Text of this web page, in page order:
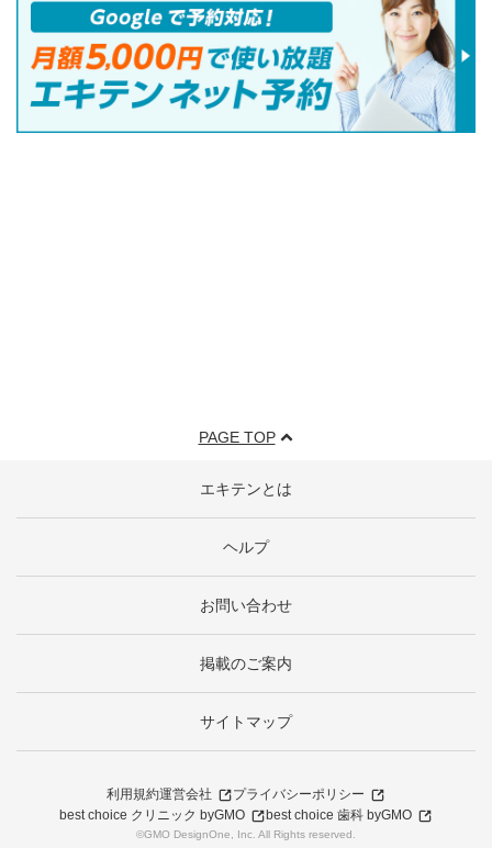
PAGE TOP
エキテンとは
ヘルプ
お問い合わせ
掲載のご案内
サイトマップ
利用規約運営会社
プライバシーポリシー
best choice クリニック byGMO
best choice 歯科 byGMO
©GMO DesignOne, Inc. All Rights reserved.